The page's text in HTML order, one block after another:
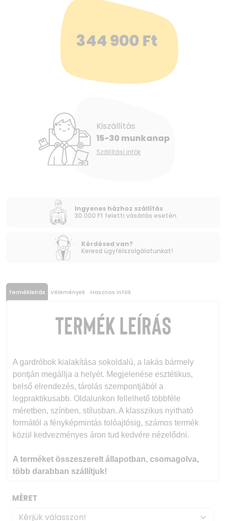
344 900 Ft
Kiszállítás
15-30 munkanap
Szállítási infók
Ingyenes házhoz szállítás
30.000 Ft feletti vásárlás esetén
Kérdésed van?
Keresd ügyfélszolgálatunkat!
Termékleírás Vélemények Hasznos infók
A gardróbok kialakítása sokoldalú, a lakás bármely
pontján megállja a helyét. Megjelenése esztétikus,
belső elrendezés, tárolás szempontjából a
legpraktikusabb. Oldalunkon fellelhető többféle
méretben, színben, stílusban. A klasszikus nyitható
formától a fényképmintás tolóajtósig, számos termék
közül kedvezményes áron tud kedvére nézelődni.
A terméket összeszerelt állapotban, csomagolva,
több darabban szállítjuk!
A fénykép mintás gardrób e
MÉRET